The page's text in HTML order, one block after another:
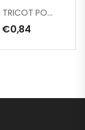
GANT TRICOT POLYESTER/ PAUME PU
€0,84